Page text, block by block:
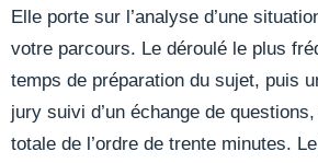
Elle porte sur l’analyse d’une
votre parcours. Le déroulé le plus
temps de préparation du sujet, puis
jury suivi d’un échange de
totale de l’ordre de trente minutes.